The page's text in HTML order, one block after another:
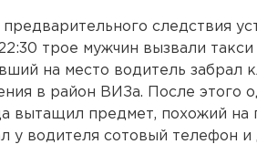
предварительного следствия
трое мужчин вызвали
на место водитель забрал
в район ВИЗа. После этого
вытащил предмет, похожий на
у водителя сотовый телефон и